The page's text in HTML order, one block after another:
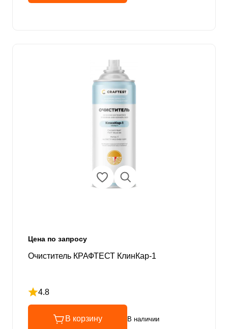
Цена по запросу
Очиститель КРАФТЕСТ КлинКар-1
4.8
Рейтинг 4.8 из 5
В корзину В наличии